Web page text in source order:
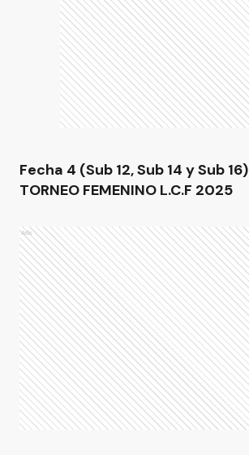
Fecha 4 (Sub 12, Sub 14 y Sub 16)
TORNEO FEMENINO L.C.F 2025
Ads